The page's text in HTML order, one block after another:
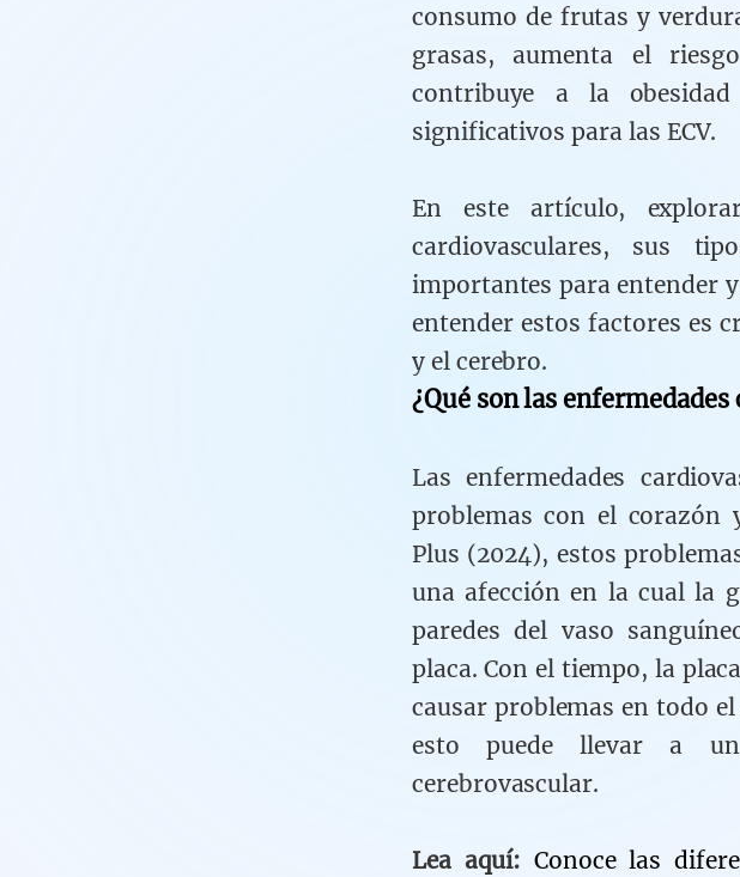
consumo de frutas y
grasas, aumenta el
contribuye a la
significativos para las ECV.
En este artículo,
cardiovasculares, sus
importantes para entender
entender estos factores es
y el cerebro.
¿Qué son las
Las enfermedades
problemas con el corazón
Plus (2024), estos
una afección en la cual la
paredes del vaso
placa. Con el tiempo, la
causar problemas en todo
esto puede llevar a
cerebrovascular.
Lea aquí:Conoce las